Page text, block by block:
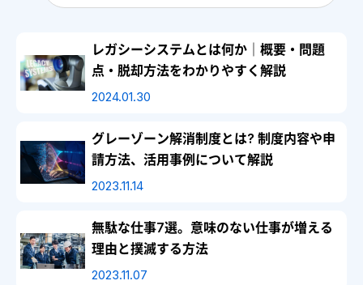
レガシーシステムとは何か｜概要・問題
点・脱却方法をわかりやすく解説
2024.01.30
グレーゾーン解消制度とは? 制度内容や申
請方法、活用事例について解説
2023.11.14
無駄な仕事7選。意味のない仕事が増える
理由と撲滅する方法
2023.11.07